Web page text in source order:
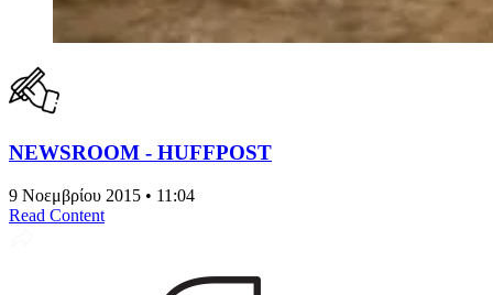
NEWSROOM - HUFFPOST
9 Νοεμβρίου 2015 • 11:04
Read Content